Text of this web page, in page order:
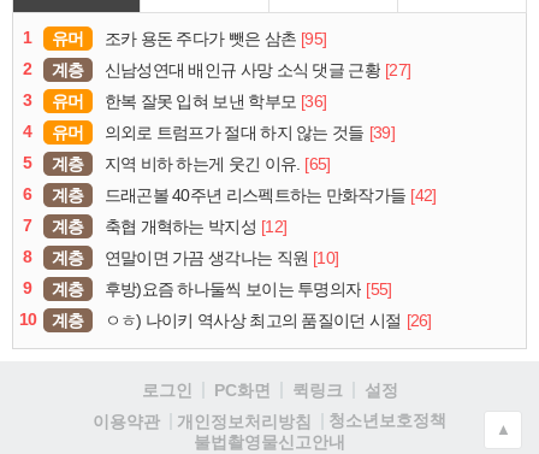
1 유머 조카 용돈 주다가 뺏은 삼촌 [95]
2
계층 신남성연대 배인규 사망 소식 댓글 근황 [27]
3
유머 한복 잘못 입혀 보낸 학부모 [36]
4
유머 의외로 트럼프가 절대 하지 않는 것들 [39]
5
계층 지역 비하 하는게 웃긴 이유. [65]
6
계층 드래곤볼 40주년 리스펙트하는 만화작가들 [42]
7
계층 축협 개혁하는 박지성 [12]
8
계층 연말이면 가끔 생각나는 직원 [10]
9
계층 후방)요즘 하나둘씩 보이는 투명의자 [55]
10
계층 ㅇㅎ) 나이키 역사상 최고의 품질이던 시절 [26]
로그인 PC화면 퀵링크
설정
이용약관
개인정보처리방침
청소년보호정책
불법촬영물신고안내
▲